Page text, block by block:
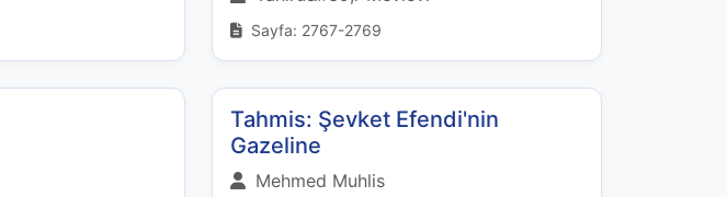
Sayfa: 2767-2769
Tahmis: Şevket Efendi'nin
Gazeline
Mehmed Muhlis